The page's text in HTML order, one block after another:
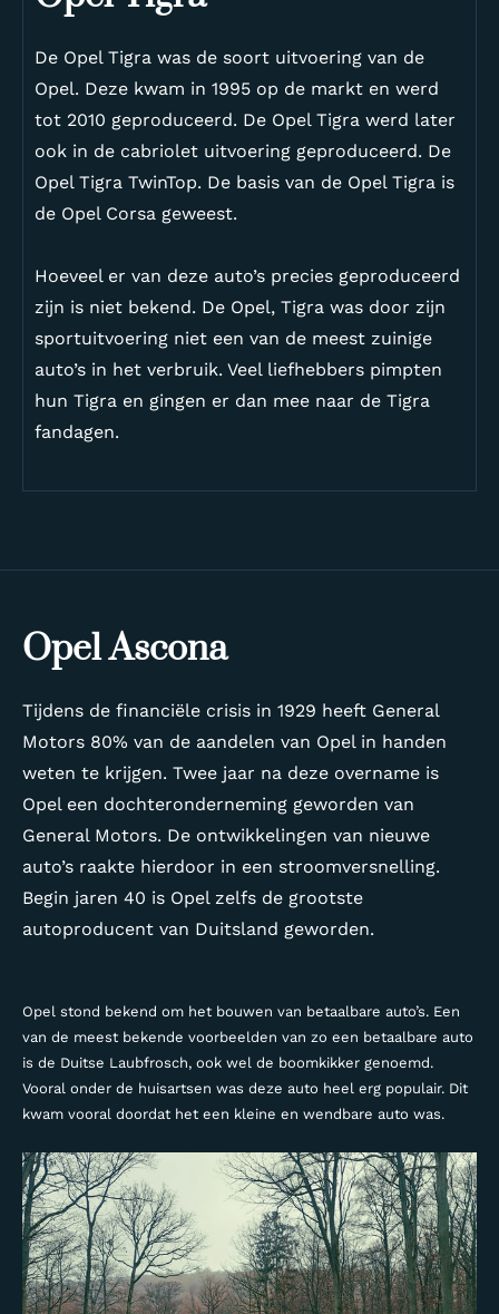
De Opel Tigra was de soort uitvoering van de
Opel. Deze kwam in 1995 op de markt en werd
tot 2010 geproduceerd. De Opel Tigra werd later
ook in de cabriolet uitvoering geproduceerd. De
Opel Tigra TwinTop. De basis van de Opel Tigra is
de Opel Corsa geweest.
Hoeveel er van deze auto’s precies geproduceerd
zijn is niet bekend. De Opel, Tigra was door zijn
sportuitvoering niet een van de meest zuinige
auto’s in het verbruik. Veel liefhebbers pimpten
hun Tigra en gingen er dan mee naar de Tigra
fandagen.
Opel Ascona
Tijdens de financiële crisis in 1929 heeft General
Motors 80% van de aandelen van Opel in handen
weten te krijgen. Twee jaar na deze overname is
Opel een dochteronderneming geworden van
General Motors. De ontwikkelingen van nieuwe
auto’s raakte hierdoor in een stroomversnelling.
Begin jaren 40 is Opel zelfs de grootste
autoproducent van Duitsland geworden.
Opel stond bekend om het bouwen van betaalbare auto’s. Een
van de meest bekende voorbeelden van zo een betaalbare auto
is de Duitse Laubfrosch, ook wel de boomkikker genoemd.
Vooral onder de huisartsen was deze auto heel erg populair. Dit
kwam vooral doordat het een kleine en wendbare auto was.